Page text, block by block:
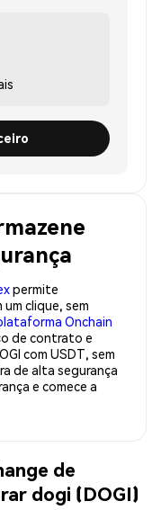
permite
clique, sem
Onchain
de contrato e
com USDT, sem
de alta segurança
e comece a
de
dogi (DOGI)